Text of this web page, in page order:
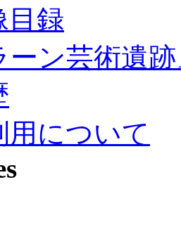
目録
ーン芸術遺
用について